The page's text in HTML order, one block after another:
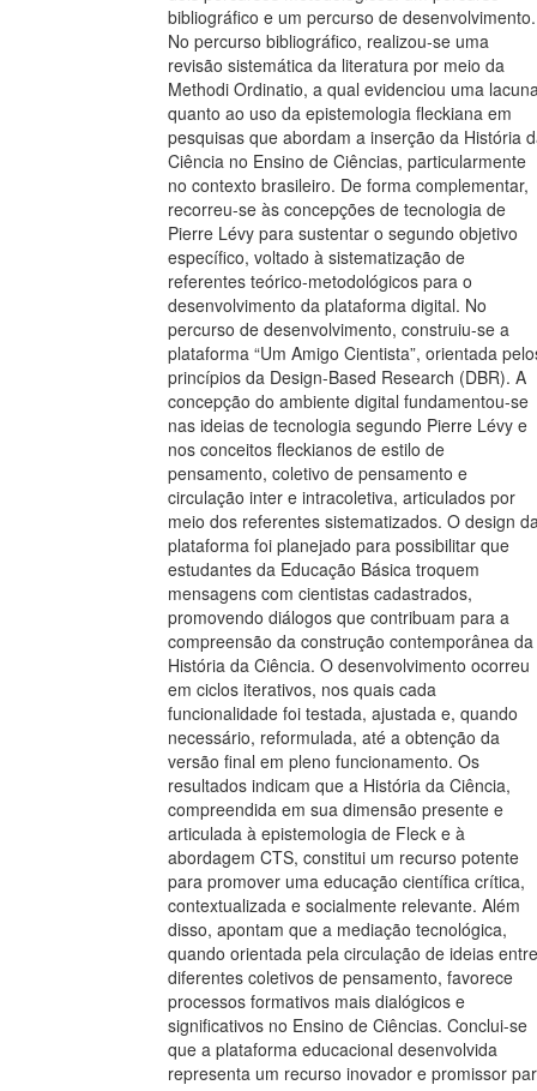
bibliográfico e um percurso de desenvolvimento.
No percurso bibliográfico, realizou-se uma
revisão sistemática da literatura por meio da
Methodi Ordinatio, a qual evidenciou uma
quanto ao uso da epistemologia fleckiana em
pesquisas que abordam a inserção da História
Ciência no Ensino de Ciências, particularmente
no contexto brasileiro. De forma complementar,
recorreu-se às concepções de tecnologia de
Pierre Lévy para sustentar o segundo objetivo
específico, voltado à sistematização de
referentes teórico-metodológicos para o
desenvolvimento da plataforma digital. No
percurso de desenvolvimento, construiu-se a
plataforma “Um Amigo Cientista”, orientada
princípios da Design-Based Research (DBR). A
concepção do ambiente digital fundamentou-se
nas ideias de tecnologia segundo Pierre Lévy e
nos conceitos fleckianos de estilo de
pensamento, coletivo de pensamento e
circulação inter e intracoletiva, articulados por
meio dos referentes sistematizados. O design
plataforma foi planejado para possibilitar que
estudantes da Educação Básica troquem
mensagens com cientistas cadastrados,
promovendo diálogos que contribuam para a
compreensão da construção contemporânea da
História da Ciência. O desenvolvimento ocorreu
em ciclos iterativos, nos quais cada
funcionalidade foi testada, ajustada e, quando
necessário, reformulada, até a obtenção da
versão final em pleno funcionamento. Os
resultados indicam que a História da Ciência,
compreendida em sua dimensão presente e
articulada à epistemologia de Fleck e à
abordagem CTS, constitui um recurso potente
para promover uma educação científica crítica,
contextualizada e socialmente relevante. Além
disso, apontam que a mediação tecnológica,
quando orientada pela circulação de ideias entre
diferentes coletivos de pensamento, favorece
processos formativos mais dialógicos e
significativos no Ensino de Ciências. Conclui-se
que a plataforma educacional desenvolvida
representa um recurso inovador e promissor